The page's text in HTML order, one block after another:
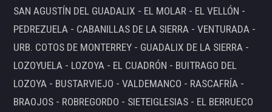
SAN AGUSTÍN DEL GUADALIX - EL MOLAR - EL VELLÓN -
PEDREZUELA - CABANILLAS DE LA SIERRA - VENTURADA -
URB. COTOS DE MONTERREY - GUADALIX DE LA SIERRA -
LOZOYUELA - LOZOYA - EL CUADRÓN - BUITRAGO DEL
LOZOYA - BUSTARVIEJO - VALDEMANCO - RASCAFRÍA -
BRAOJOS - ROBREGORDO - SIETEIGLESIAS - EL BERRUECO